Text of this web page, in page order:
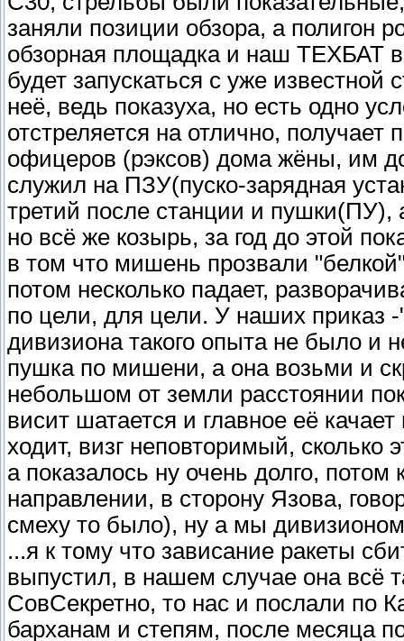
заняли позиции обзора, а полигон
обзорная площадка и наш ТЕХБАТ
будет запускаться с уже
неё, ведь показуха, но есть одно
отстреляется на отлично,
офицеров (рэксов) дома жёны, им
служил на ПЗУ(пуско-зарядная
третий после станции и
но всё же козырь, за год до этой
в том что мишень прозвали
потом несколько падает,
по цели, для цели. У наших приказ -
дивизиона такого опыта не было и
пушка по мишени, а она возьми и
небольшом от земли расстоянии
висит шатается и главное её
ходит, визг неповторимый, сколько
а показалось ну очень долго,
направлении, в сторону Язова,
смеху то было), ну а мы
...я к тому что зависание ракеты
выпустил, в нашем случае она всё
СовСекретно, то нас и послали по
барханам и степям, после месяца